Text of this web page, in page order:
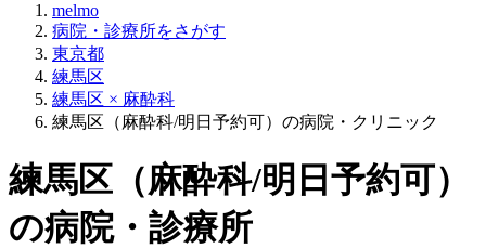
melmo
病院・診療所をさがす
東京都
練馬区
練馬区 × 麻酔科
練馬区（麻酔科/明日予約可）の病院・クリニック
練馬区 （麻酔科/明日予約可）
の病院・診療所